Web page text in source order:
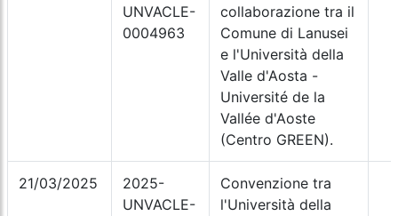
UNVACLE-
0004963
collaborazione tra il
Comune di Lanusei
e l'Università della
Valle d'Aosta -
Université de la
Vallée d'Aoste
(Centro GREEN).
21/03/2025
2025-
UNVACLE-
Convenzione tra
l'Università della